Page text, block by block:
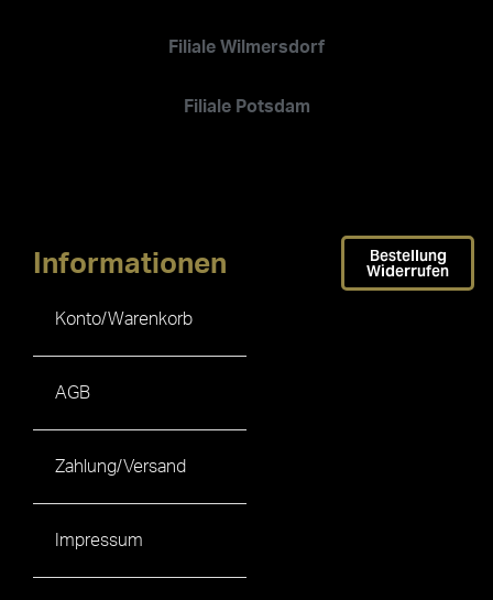
Filiale Wilmersdorf
Filiale Potsdam
Informationen
Konto/Warenkorb
AGB
Zahlung/Versand
Impressum
Bestellung
Widerrufen